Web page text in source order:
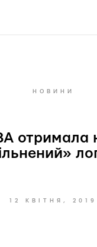
НОВИНИ
отримала
12 КВІТНЯ, 2019